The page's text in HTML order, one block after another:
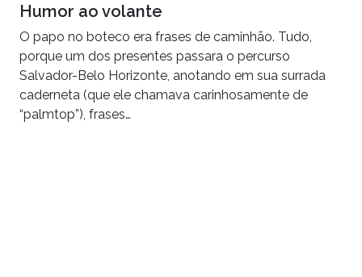
Humor ao volante
O papo no boteco era frases de caminhão. Tudo,
porque um dos presentes passara o percurso
Salvador-Belo Horizonte, anotando em sua surrada
caderneta (que ele chamava carinhosamente de
“palmtop”), frases…